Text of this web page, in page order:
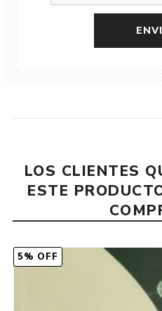
LOS CLIENTES
ESTE
5% OFF